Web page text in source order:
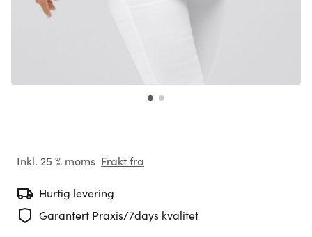
Inkl. 25 % moms Frakt fra
Hurtig levering
Garantert Praxis/7days kvalitet